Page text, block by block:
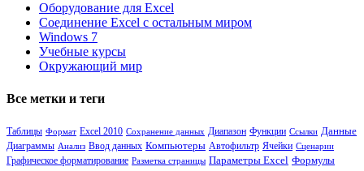
Оборудование для Excel
Соединение Excel с остальным миром
Windows 7
Учебные курсы
Окружающий мир
Все метки и теги
Таблицы Формат Excel 2010 Сохранение данных Диапазон Функции Ссылки Данные
Диаграммы Анализ Ввод данных Компьютеры Автофильтр Ячейки Сценарии
Графическое форматирование Разметка страницы Параметры Excel Формулы